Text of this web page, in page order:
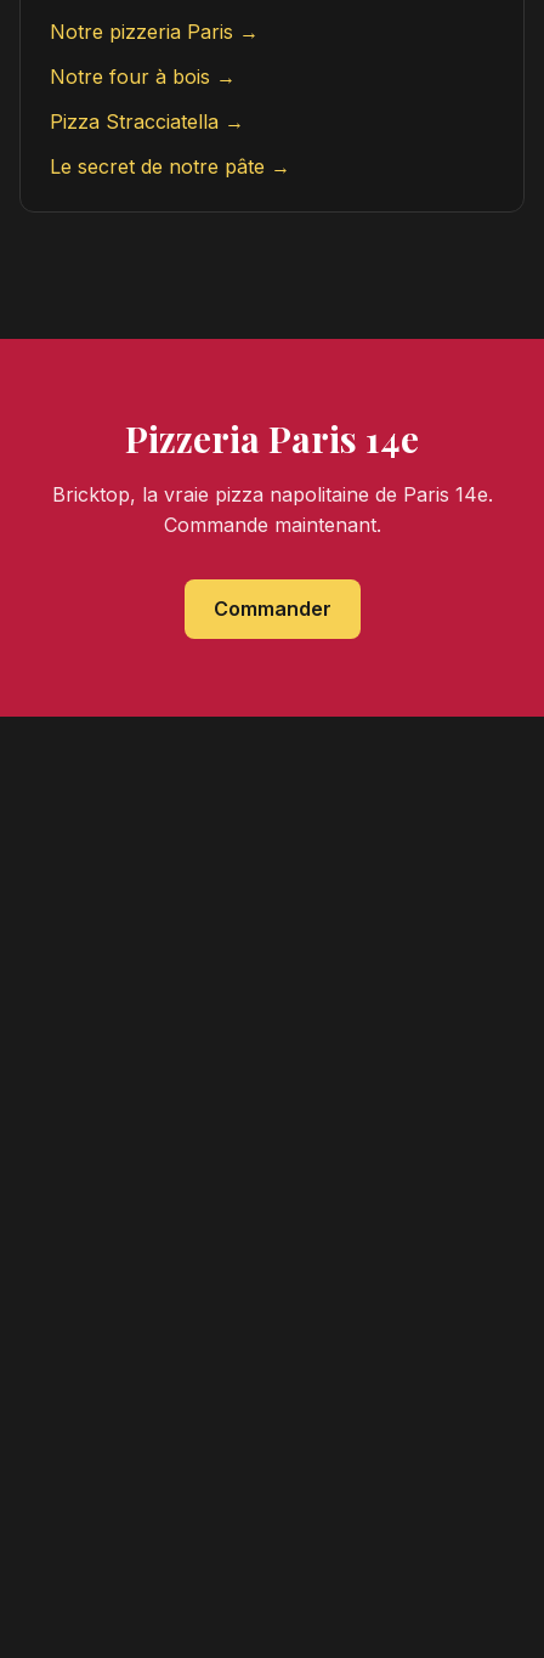
Notre pizzeria Paris →
Notre four à bois →
Pizza Stracciatella →
Le secret de notre pâte →
Pizzeria Paris 14e
Bricktop, la vraie pizza napolitaine de Paris 14e.
Commande maintenant.
Commander